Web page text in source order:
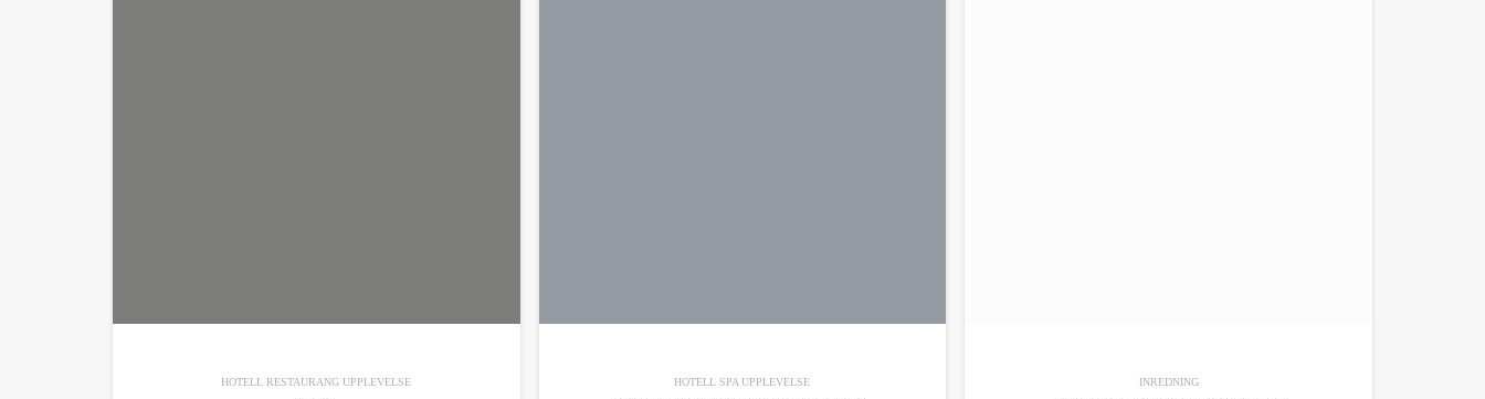
HOTELL RESTAURANG UPPLEVELSE HOTELL SPA UPPLEVELSE INREDNING